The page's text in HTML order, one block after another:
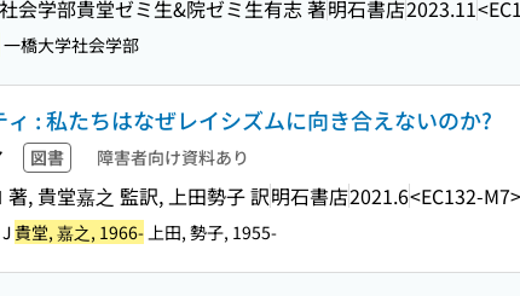
会学部貴堂ゼミ生&院ゼミ生有志 著明石書店2023.11
一橋大学社会学部
: 私たちはなぜレイシズムに向き合えないのか?
図書 障害者向け資料あり
, 貴堂嘉之 監訳, 上田勢子 訳明石書店2021.6<EC132-M7>
貴堂, 嘉之, 1966-上田, 勢子, 1955-